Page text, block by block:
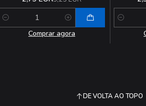
Comprar agora
Quantidade
DE VOLTA AO TOPO